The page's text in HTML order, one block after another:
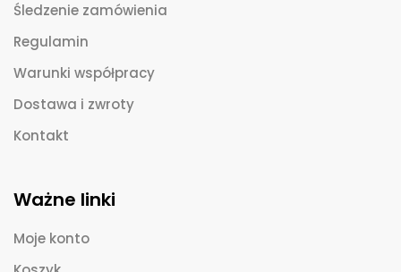
Śledzenie zamówienia
Regulamin
Warunki współpracy
Dostawa i zwroty
Kontakt
Ważne linki
Moje konto